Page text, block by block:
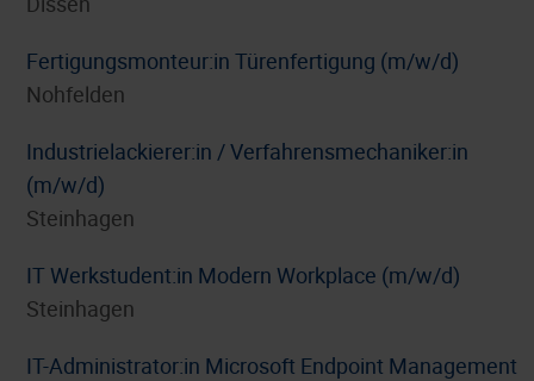
Fertigungsmonteur:in Türenfertigung (m/w/d)
Nohfelden
Industrielackierer:in / Verfahrensmechaniker:in
(m/w/d)
Steinhagen
IT Werkstudent:in Modern Workplace (m/w/d)
Steinhagen
IT-Administrator:in Microsoft Endpoint Management